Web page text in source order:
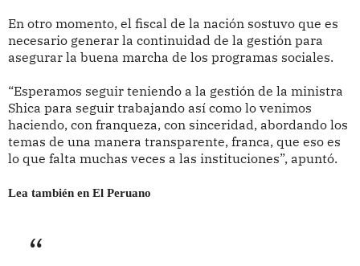
En otro momento, el fiscal de la nación sostuvo que es
necesario generar la continuidad de la gestión para
asegurar la buena marcha de los programas sociales.
“Esperamos seguir teniendo a la gestión de la ministra
Shica para seguir trabajando así como lo venimos
haciendo, con franqueza, con sinceridad, abordando los
temas de una manera transparente, franca, que eso es
lo que falta muchas veces a las instituciones”, apuntó.
Lea también en El Peruano